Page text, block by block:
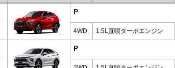
P
4WD 1.5L直噴ターボエンジン
P